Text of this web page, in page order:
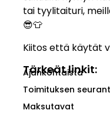
tai tyylitaituri,
😎👕
Kiitos että käytät
Tärkeät linkit:
Ajankohtaista
Toimituksen
Maksutavat